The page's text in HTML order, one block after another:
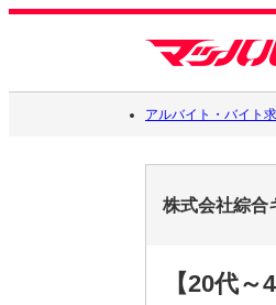
アルバイト・バイト
株式会社綜合
【20代